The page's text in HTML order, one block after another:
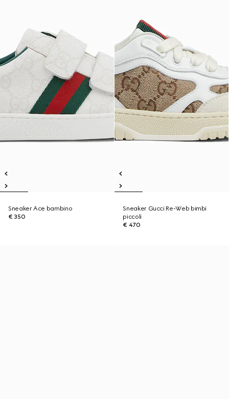
Sneaker Ace bambino
€ 350
Sneaker Gucci Re-Web bimbi
piccoli
€ 470